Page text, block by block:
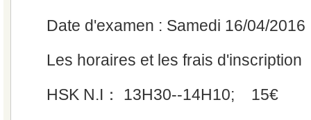
Date d'examen : Samedi 16/04/2016
Les horaires et les frais d'inscription
HSK N.I： 13H30--14H10; 15€